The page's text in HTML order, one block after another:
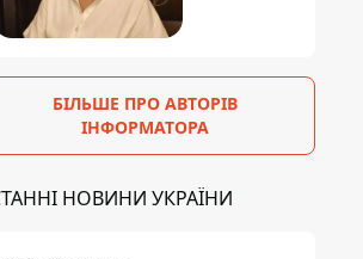
БІЛЬШЕ ПРО АВТОРІВ
ІНФОРМАТОРА
НОВИНИ УКРАЇНИ